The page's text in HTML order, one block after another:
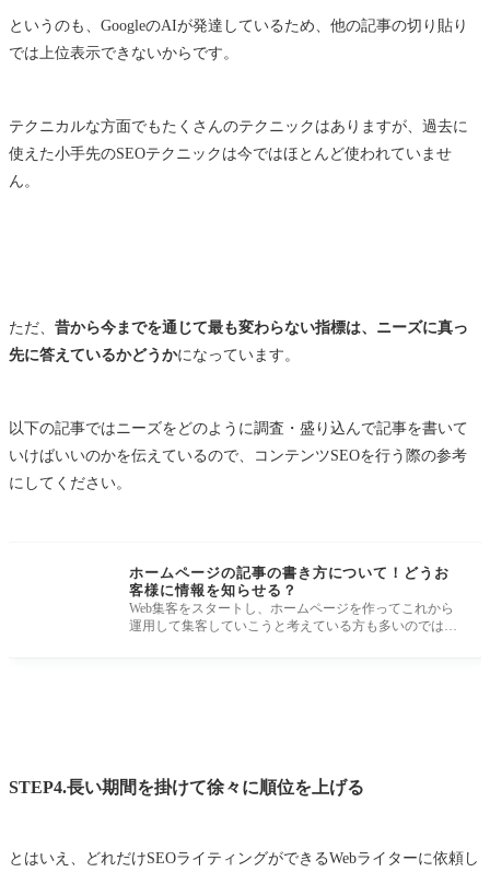
というのも、GoogleのAIが発達しているため、他の記事の切り貼り
では上位表示できないからです。
テクニカルな方面でもたくさんのテクニックはありますが、過去に
使えた小手先のSEOテクニックは今ではほとんど使われていませ
ん。
ただ、 昔から今までを通じて最も変わらない指標は、ニーズに真っ
先に答えているかどうかになっています。
以下の記事ではニーズをどのように調査・盛り込んで記事を書いて
いけばいいのかを伝えているので、コンテンツSEOを行う際の参考
にしてください。
ホームページの記事の書き方について！どうお
客様に情報を知らせる？
Web集客をスタートし、ホームページを作ってこれから
運用して集客していこうと考えている方も多いのではな
STEP4.長い期間を掛けて徐々に順位を上げる
とはいえ、どれだけSEOライティングができるWebライターに依頼し